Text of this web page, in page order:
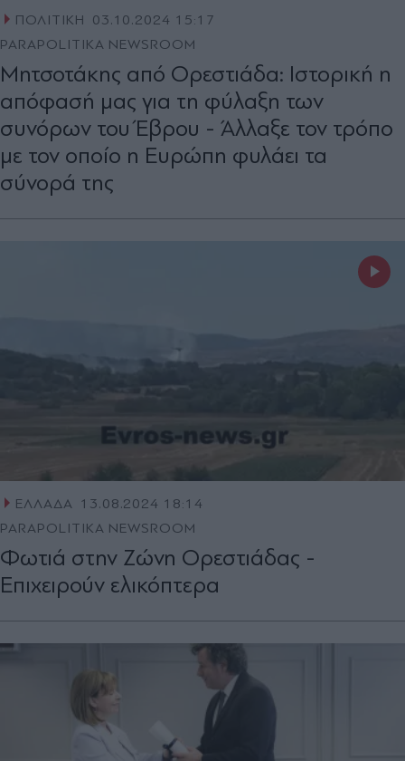
ΠΟΛΙΤΙΚΗ
03.10.2024 15:17
PARAPOLITIKA NEWSROOM
Μητσοτάκης από Ορεστιάδα: Ιστορική η
απόφασή μας για τη φύλαξη των
συνόρων του Έβρου - Άλλαξε τον τρόπο
με τον οποίο η Ευρώπη φυλάει τα
σύνορά της
ΕΛΛΑΔΑ 13.08.2024 18:14
PARAPOLITIKA NEWSROOM
Φωτιά στην Ζώνη Ορεστιάδας -
Επιχειρούν ελικόπτερα